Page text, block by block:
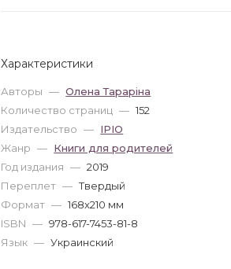
Характеристики
Авторы — Олена Тараріна
Количество страниц — 152
Издательство — IPIO
Жанр — Книги для родителей
Год издания — 2019
Переплет — Твердый
Формат — 168x210 мм
ISBN — 978-617-7453-81-8
Язык — Украинский